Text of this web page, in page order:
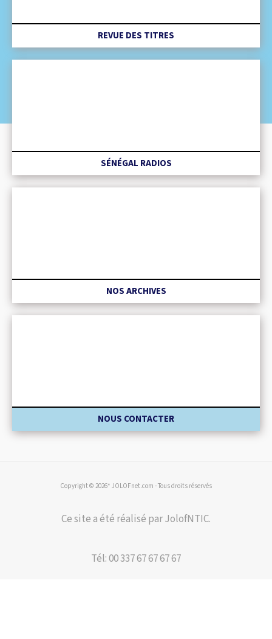
REVUE DES TITRES
SÉNÉGAL RADIOS
NOS ARCHIVES
NOUS CONTACTER
Copyright © 2026* JOLOFnet.com - Tous droits réservés
Ce site a été réalisé par JolofNTIC.
Tél: 00 337 67 67 67 67